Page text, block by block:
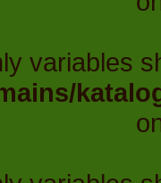
variables